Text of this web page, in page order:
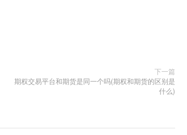
下一篇
期权交易平台和期货是同一个吗(期权和期货的区别是
什么)